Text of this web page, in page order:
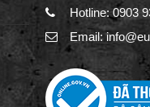
Hotline: 0903
Email: